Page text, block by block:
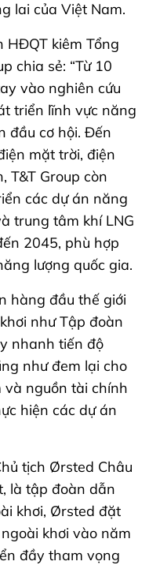
lai của Việt Nam.
HĐQT kiêm Tổng
chia sẻ: “Từ 10
vào nghiên cứu
triển lĩnh vực năng
đầu cơ hội. Đến
mặt trời, điện
T&T Group còn
các dự án năng
trung tâm khí LNG
2045, phù hợp
lượng quốc gia.
hàng đầu thế giới
như Tập đoàn
nhanh tiến độ
như đem lại cho
nguồn tài chính
hiện các dự án
tịch Ørsted Châu
là tập đoàn dẫn
khơi, Ørsted đặt
khơi vào năm
đầy tham vọng